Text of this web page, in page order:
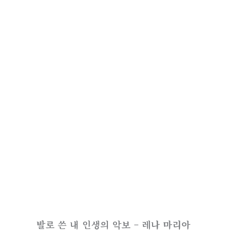
발로 쓴 내 인생의 악보 – 레나 마리아